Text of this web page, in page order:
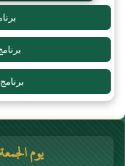
يوم الجمعة 24 صفر 1448 هجرية